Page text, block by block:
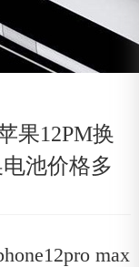
果12PM换
电池价格多
max